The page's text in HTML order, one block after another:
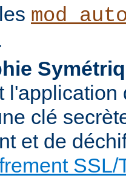
clé
et de
SSL/